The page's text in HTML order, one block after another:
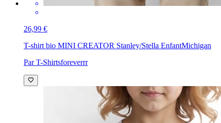
26,99 €
T-shirt bio MINI CREATOR Stanley/Stella EnfantMichigan
Par T-Shirtsforeverrr